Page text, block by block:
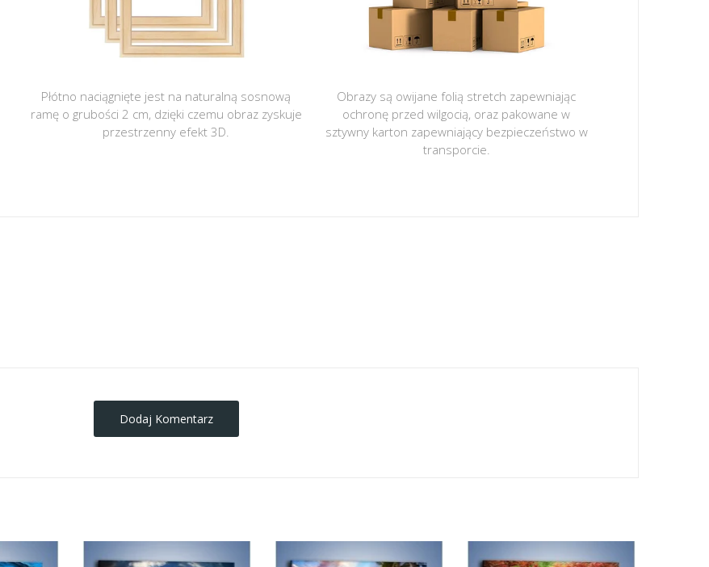
Płótno naciągnięte jest na naturalną sosnową
ramę o grubości 2 cm, dzięki czemu obraz zyskuje
przestrzenny efekt 3D.
Obrazy są owijane folią stretch zapewniając
ochronę przed wilgocią, oraz pakowane w
sztywny karton zapewniający bezpieczeństwo w
transporcie.
Dodaj Komentarz